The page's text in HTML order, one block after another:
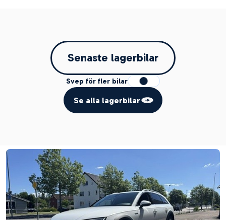
Senaste lagerbilar
Svep för fler bilar
Se alla lagerbilar